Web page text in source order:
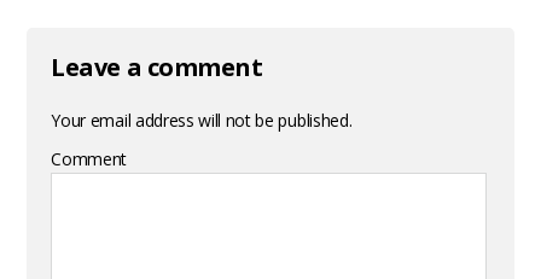
Leave a comment
Your email address will not be published.
Comment